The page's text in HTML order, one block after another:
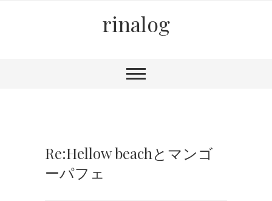
rinalog
Re:Hellow beachとマンゴ
ーパフェ